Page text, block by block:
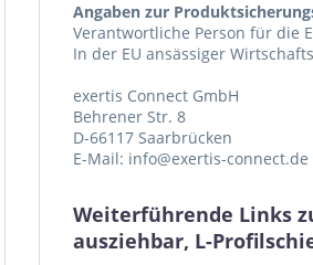
Angaben zur
Verantwortliche Person für die
In der EU ansässiger
exertis Connect GmbH
Behrener Str. 8
D-66117 Saarbrücken
E-Mail: info@exertis-connect.de
Weiterführende Links
ausziehbar, L-